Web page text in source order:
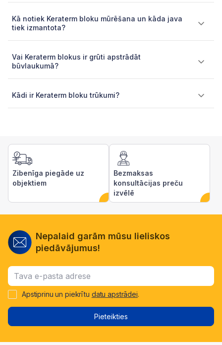
Kā notiek Keraterm bloku mūrēšana un kāda java
tiek izmantota?
Vai Keraterm blokus ir grūti apstrādāt
būvlaukumā?
Kādi ir Keraterm bloku trūkumi?
Zibenīga piegāde uz
objektiem
Bezmaksas
konsultācijas preču
izvēlē
Nepalaid garām mūsu lieliskos
piedāvājumus!
Apstiprinu un piekrītu datu apstrādei.
Pieteikties